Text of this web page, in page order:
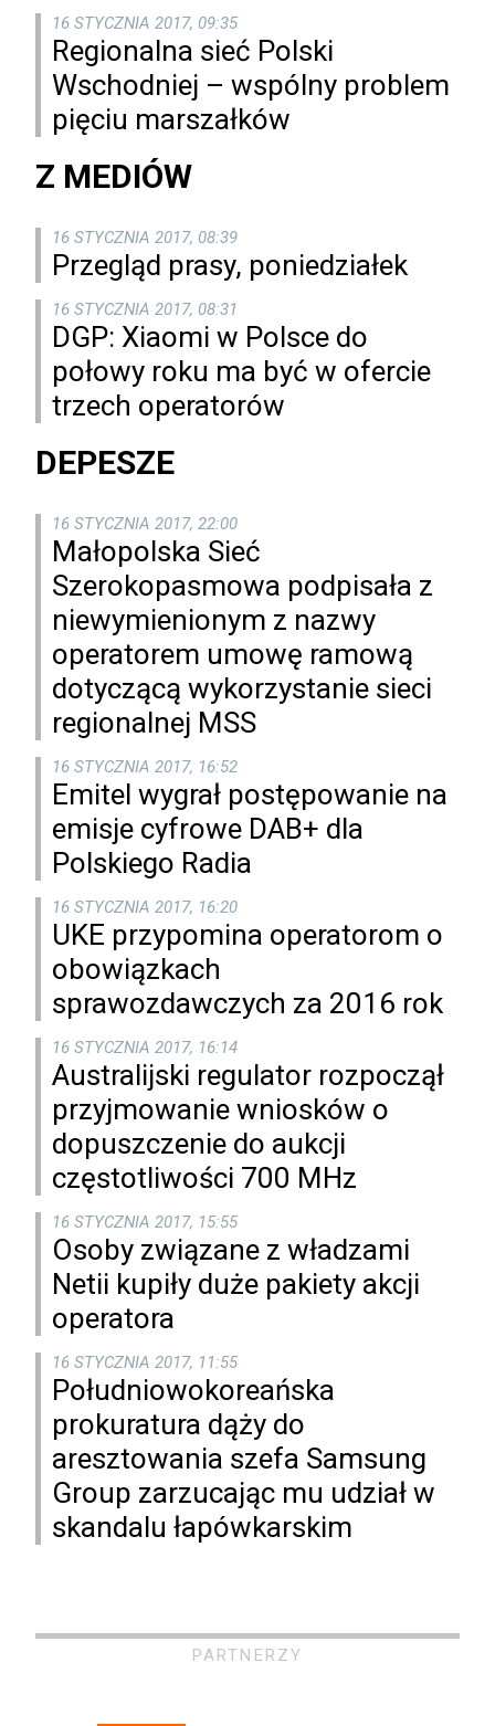
16 STYCZNIA 2017, 09:35
Regionalna sieć Polski
Wschodniej – wspólny problem
pięciu marszałków
Z MEDIÓW
16 STYCZNIA 2017, 08:39
Przegląd prasy, poniedziałek
16 STYCZNIA 2017, 08:31
DGP: Xiaomi w Polsce do
połowy roku ma być w ofercie
trzech operatorów
DEPESZE
16 STYCZNIA 2017, 22:00
Małopolska Sieć
Szerokopasmowa podpisała z
niewymienionym z nazwy
operatorem umowę ramową
dotyczącą wykorzystanie sieci
regionalnej MSS
16 STYCZNIA 2017, 16:52
Emitel wygrał postępowanie na
emisje cyfrowe DAB+ dla
Polskiego Radia
16 STYCZNIA 2017, 16:20
UKE przypomina operatorom o
obowiązkach
sprawozdawczych za 2016 rok
16 STYCZNIA 2017, 16:14
Australijski regulator rozpoczął
przyjmowanie wniosków o
dopuszczenie do aukcji
częstotliwości 700 MHz
16 STYCZNIA 2017, 15:55
Osoby związane z władzami
Netii kupiły duże pakiety akcji
operatora
16 STYCZNIA 2017, 11:55
Południowokoreańska
prokuratura dąży do
aresztowania szefa Samsung
Group zarzucając mu udział w
skandalu łapówkarskim
PARTNERZY